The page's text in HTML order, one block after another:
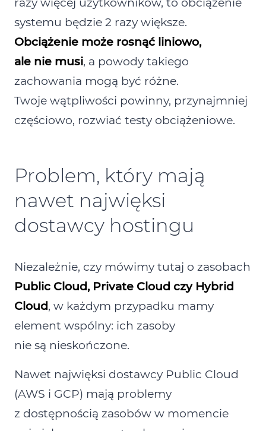
systemu będzie 2 razy większe.
Obciążenie może rosnąć liniowo,
ale nie musi, a powody takiego
zachowania mogą być różne.
Twoje wątpliwości powinny, przynajmniej
częściowo, rozwiać testy obciążeniowe.
Problem, który mają
nawet najwięksi
dostawcy hostingu
Niezależnie, czy mówimy tutaj o zasobach
Public Cloud, Private Cloud czy Hybrid
Cloud, w każdym przypadku mamy
element wspólny: ich zasoby
nie są nieskończone.
Nawet najwięksi dostawcy Public Cloud
(AWS i GCP) mają problemy
z dostępnością zasobów w momencie